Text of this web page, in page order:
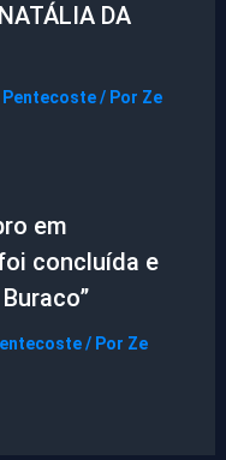
DA
Pentecoste/ Por Ze
em
concluída e
/ Por Ze